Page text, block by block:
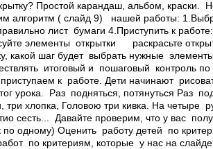
Простой карандаш, альбом, краски.
алгоритм ( слайд 9) нашей работы:
лист бумаги 4.Приступить к
элементы открытки ­ раскрасьте
какой шаг будет ­выбрать нужные
итоговый и пошаговый контроль
к работе. Дети начинают
урока. Раз ­ подняться, потянуться Раз
три хлопка, Головою три кивка. На четыре
сесть... ­ Давайте проверим, что у вас
по одному) Оценить работу детей по
по критериям, которые у нас на